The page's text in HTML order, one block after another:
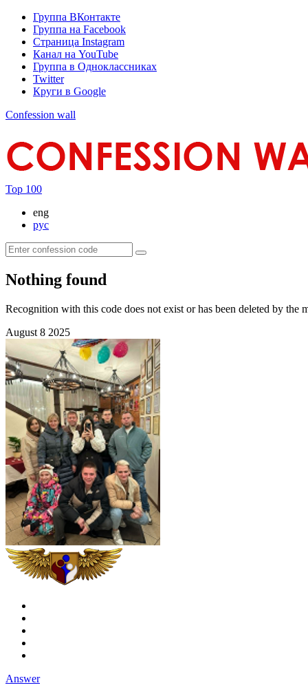
Группа ВКонтакте
Группа на Facebook
Страница Instagram
Канал на YouTube
Группа в Одноклассниках
Twitter
Круги в Google
Confession wall
Top 100
eng
рус
Nothing found
Recognition with this code does not exist or has been deleted by the
August 8 2025
Answer